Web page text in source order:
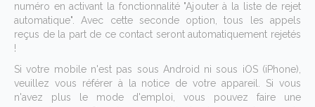
numéro en activant la fonctionnalité "Ajouter à la liste de rejet
automatique". Avec cette seconde option, tous les appels
reçus de la part de ce contact seront automatiquement rejetés
!
Si votre mobile n'est pas sous Android ni sous iOS (iPhone),
veuillez vous référer à la notice de votre appareil. Si vous
n'avez plus le mode d'emploi, vous pouvez faire une